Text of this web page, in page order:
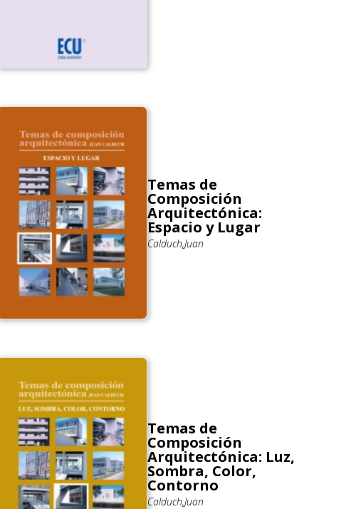
Temas de
Composición
Arquitectónica:
Espacio y Lugar
Calduch,Juan
Temas de
Composición
Arquitectónica: Luz,
Sombra, Color,
Contorno
Calduch,Juan